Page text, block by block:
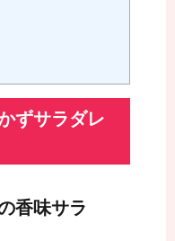
ずサラダレ
香味サラ